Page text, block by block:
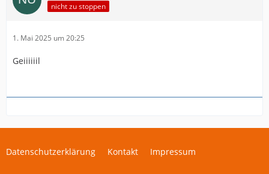
nicht zu stoppen
1. Mai 2025 um 20:25
Geiiiiiil
Datenschutzerklärung Kontakt Impressum